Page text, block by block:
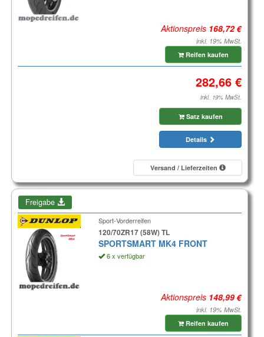
Aktionspreis
inkl. 19% MwSt.
Reifen kaufen
inkl. 19% MwSt.
Satz kaufen
Details
Versand / Lieferzeiten
Freigabe
Sport-Vorderreifen
120/70ZR17 (58W) TL
SPORTSMART MK4 FRONT
6 x verfügbar
Aktionspreis
inkl. 19% MwSt.
Reifen kaufen